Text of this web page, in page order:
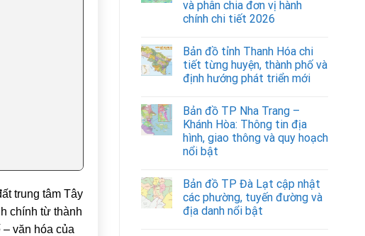
trung tâm Tây
chính từ thành
văn hóa của
và phân chia đơn vị hành
chính chi tiết 2026
Bản đồ tỉnh Thanh Hóa chi
tiết từng huyện, thành phố và
định hướng phát triển mới
Bản đồ TP Nha Trang –
Khánh Hòa: Thông tin địa
hình, giao thông và quy hoạch
nổi bật
Bản đồ TP Đà Lạt cập nhật
các phường, tuyến đường và
địa danh nổi bật